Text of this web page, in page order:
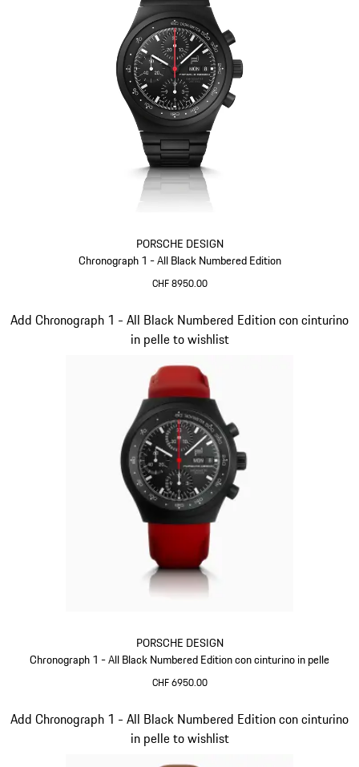
PORSCHE DESIGN
Chronograph 1 - All Black Numbered Edition
CHF 8950.00
PORSCHE DESIGN
Chronograph 1 - All Black Numbered Edition con cinturino in pelle
CHF 6950.00
Add Chronograph 1 - All Black Numbered Edition con cinturino
in pelle to wishlist
Diapositiva 2 di 5
Add Chronograph 1 - All Black Numbered Edition con cinturino
in pelle to wishlist
Diapositiva 3 di 5